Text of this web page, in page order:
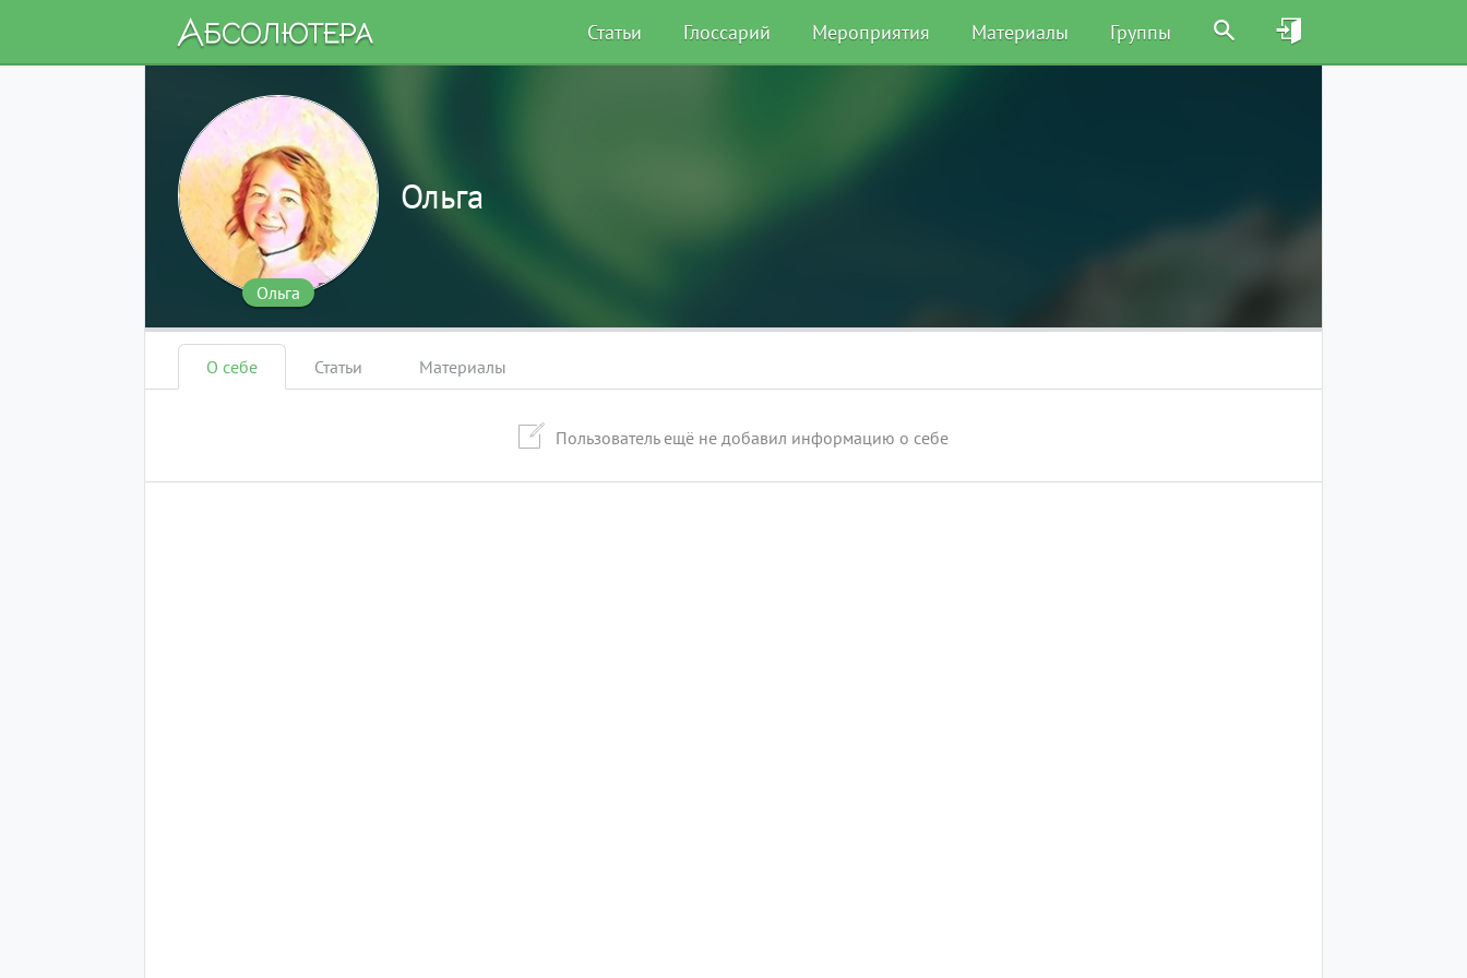
Статьи Глоссарий Мероприятия Материалы Группы
Ольга
Ольга
О себе Статьи Материалы
Пользователь ещё не добавил информацию о себе